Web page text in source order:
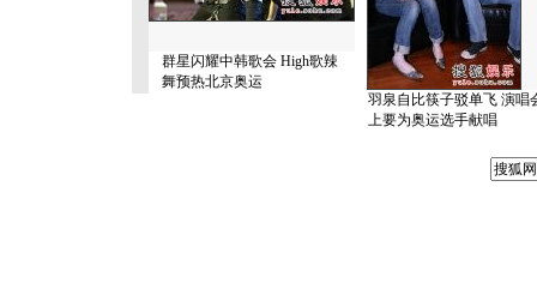
群星闪耀中韩歌会 High歌辣
舞预热北京奥运
羽泉自比筷子驳单飞 演唱
上要为奥运选手献唱